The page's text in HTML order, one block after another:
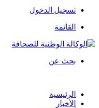
تسجيل الدخول
القائمة
بحث عن
الرئيسية
الأخبار